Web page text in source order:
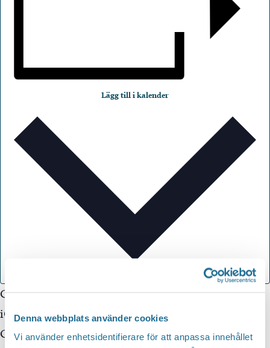
Denna webbplats använder cookies
Vi använder enhetsidentifierare för att anpassa innehållet
Lägg till i kalender
Google Kalender
iCalendar
Outlook 365